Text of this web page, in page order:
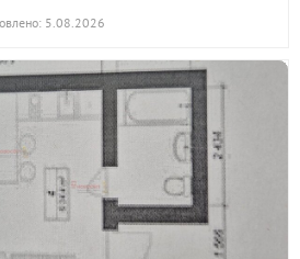
5.08.2026